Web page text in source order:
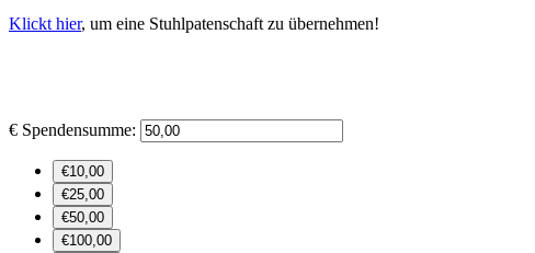
Klickt hier, um eine Stuhlpatenschaft zu übernehmen!
€ Spendensumme:
€10,00
€25,00
€50,00
€100,00